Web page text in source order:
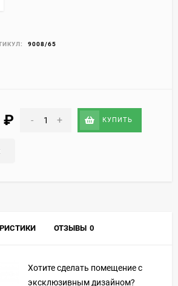
9008/65
₽ - + КУПИТЬ
ОТЗЫВЫ 0
Хотите сделать помещение с
эксклюзивным дизайном?